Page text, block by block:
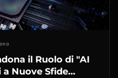
il Ruolo di "AI
Nuove Sfide